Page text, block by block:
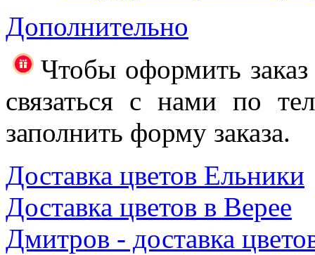
Дополнительно
Чтобы оформить
связаться с нами по
заполнить форму заказа.
Доставка цветов Ельники
Доставка цветов в Верее
Дмитров - доставка